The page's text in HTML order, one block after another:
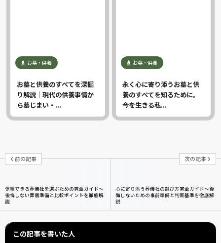
お墓・供養
お墓と供養のすべてを深掘
り解説｜現代の供養事情か
ら墓じまい・...
お墓・供養
永く心に寄り添うお墓と供
養のすべてを知るために。
今を生きる私...
前の記事
信頼できる葬儀社を選ぶための完全ガイド〜
後悔しない葬儀準備と比較ポイントを徹底解
説
次の記事
心に寄り添う葬儀社の選び方完全ガイド～後
悔しないための事前準備と判断基準を徹底解
説
この記事を書いた人